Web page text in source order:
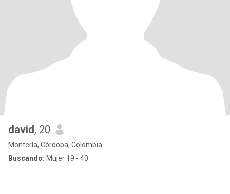
david, 20
Montería, Córdoba, Colombia
Buscando: Mujer 19 - 40